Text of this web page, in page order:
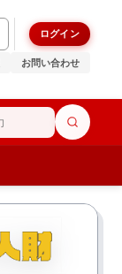
ログイン
お問い合わせ